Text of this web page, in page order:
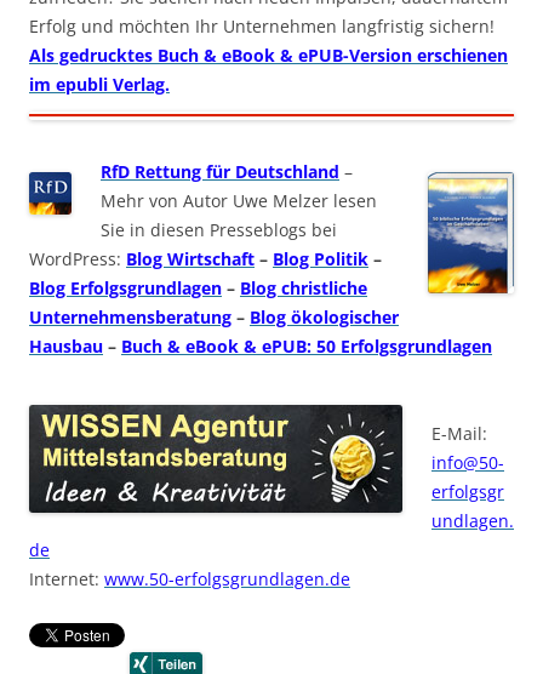
Erfolg und möchten Ihr Unternehmen langfristig sichern!
Als gedrucktes Buch & eBook & ePUB-Version erschienen
im epubli Verlag.
RfD Rettung für Deutschland –
Mehr von Autor Uwe Melzer lesen
Sie in diesen Presseblogs bei
WordPress: Blog Wirtschaft – Blog Politik –
Blog Erfolgsgrundlagen – Blog christliche
Unternehmensberatung – Blog ökologischer
Hausbau – Buch & eBook & ePUB: 50 Erfolgsgrundlagen
E-Mail:
info@50-
erfolgsgr
undlagen.
de
Internet: www.50-erfolgsgrundlagen.de